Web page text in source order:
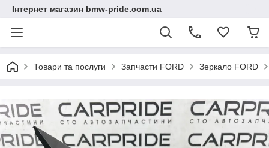
Інтернет магазин bmw-pride.com.ua
Товари та послуги Запчасти FORD Зеркало FORD